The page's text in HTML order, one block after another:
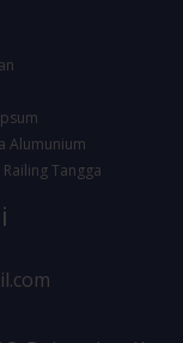
Alumunium
Tangga